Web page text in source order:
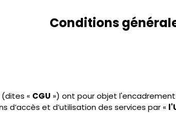
Conditions
« CGU ») ont pour objet
et d’utilisation des services par «